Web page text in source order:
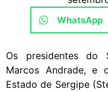
WhatsApp
Os presidentes do
Marcos Andrade, e
Estado de Sergipe